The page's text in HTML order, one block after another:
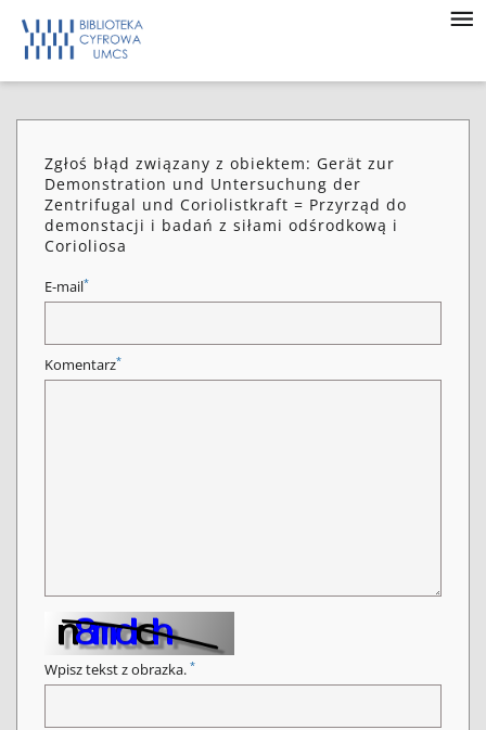
Zgłoś błąd związany z obiektem: Gerät zur
Demonstration und Untersuchung der
Zentrifugal und Coriolistkraft = Przyrząd do
demonstacji i badań z siłami odśrodkową i
Corioliosa
E-mail*
Komentarz*
Wpisz tekst z obrazka. *